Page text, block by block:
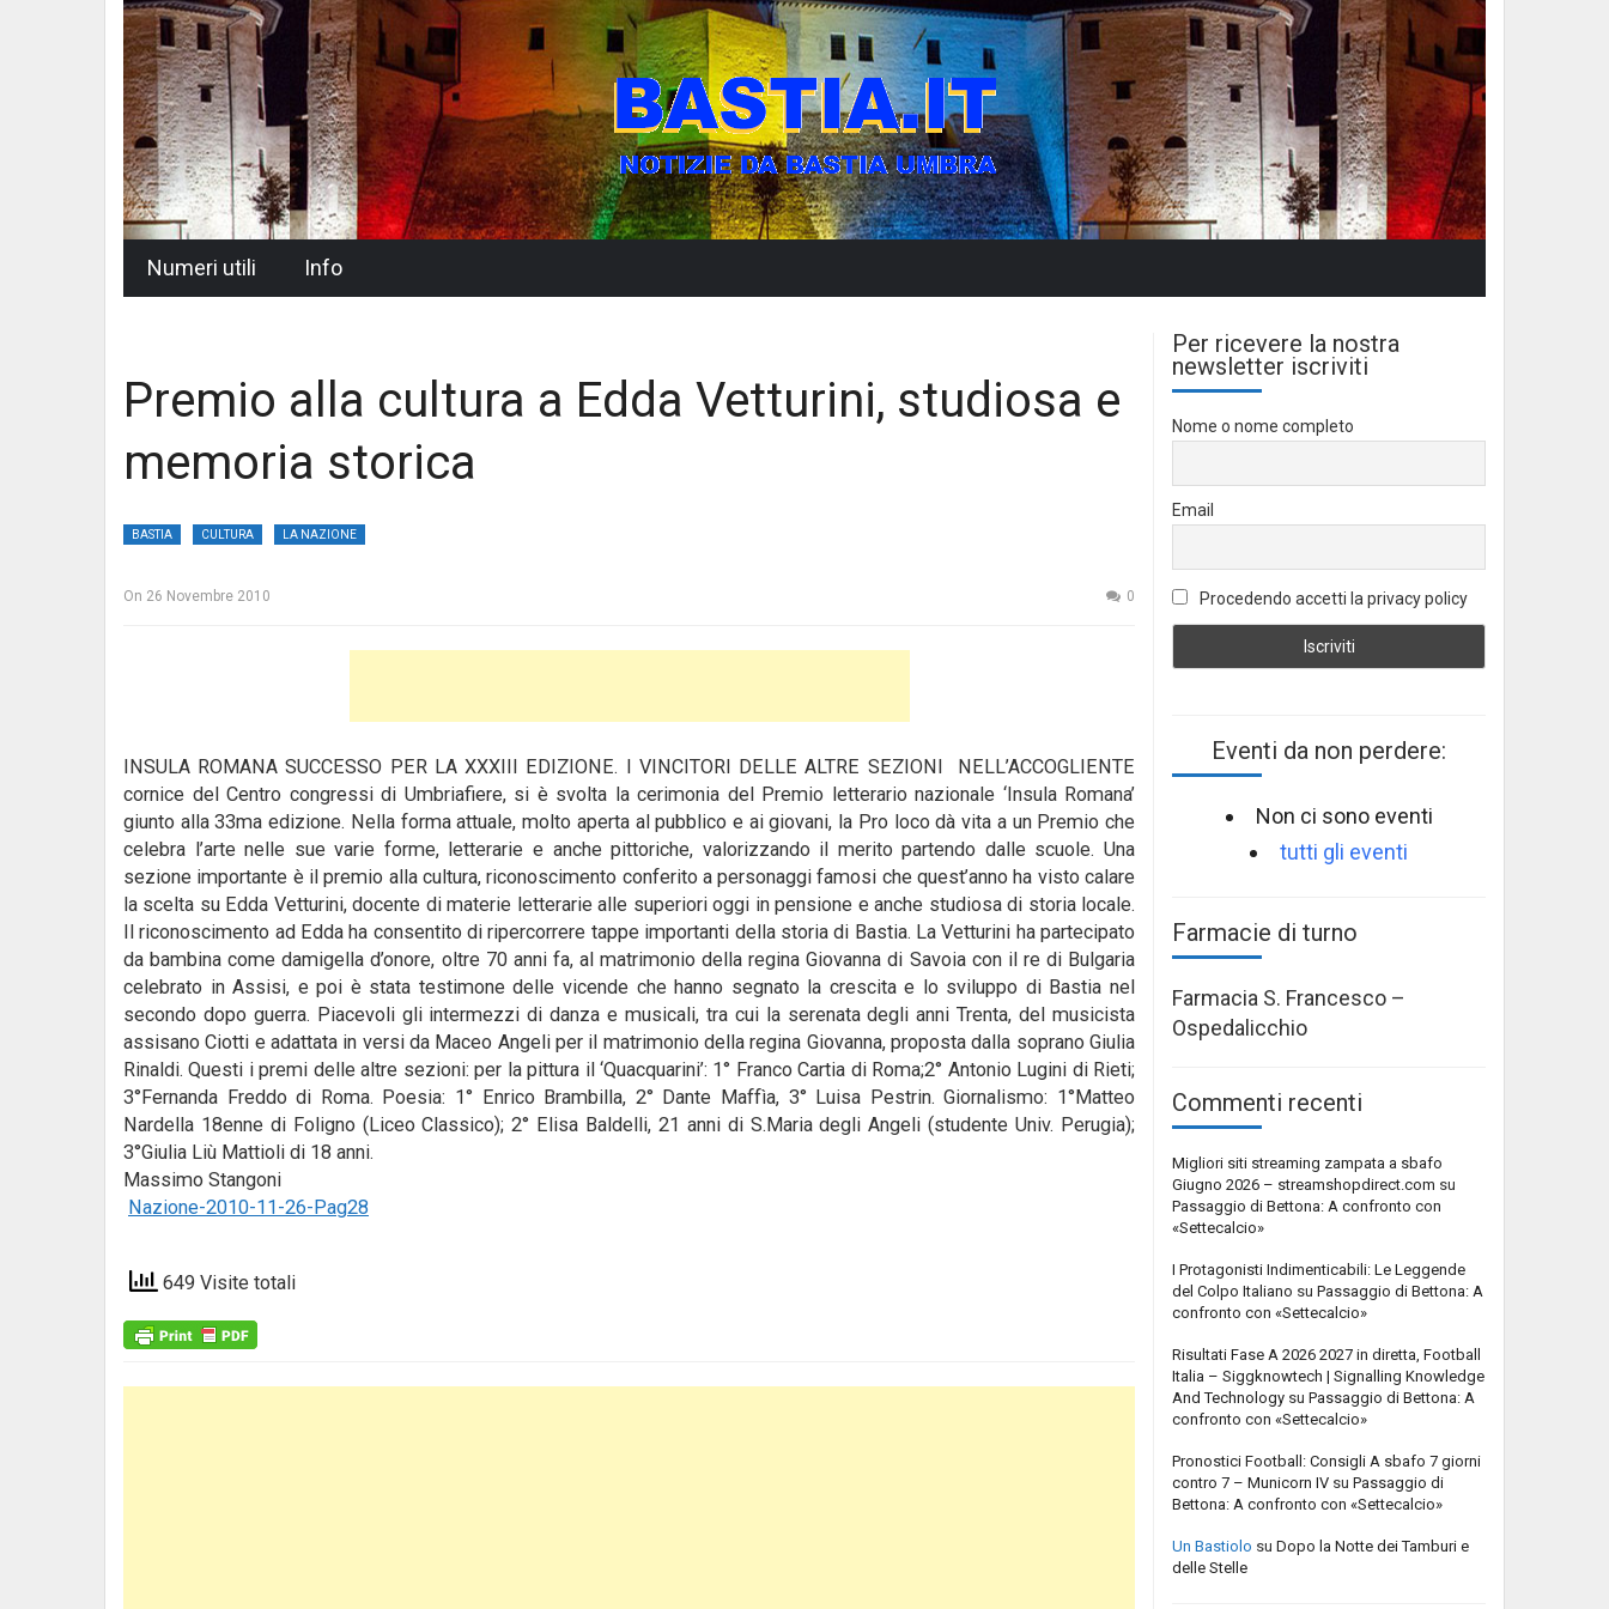
Numeri utili Info
Premio alla cultura a Edda Vetturini, studiosa e
memoria storica
BASTIA CULTURA LA NAZIONE
On 26 Novembre 2010 0
INSULA ROMANA SUCCESSO PER LA XXXIII EDIZIONE. I VINCITORI DELLE ALTRE SEZIONI NELL’ACCOGLIENTE
cornice del Centro congressi di Umbriafiere, si è svolta la cerimonia del Premio letterario nazionale ‘Insula Romana’
giunto alla 33ma edizione. Nella forma attuale, molto aperta al pubblico e ai giovani, la Pro loco dà vita a un Premio che
celebra l’arte nelle sue varie forme, letterarie e anche pittoriche, valorizzando il merito partendo dalle scuole. Una
sezione importante è il premio alla cultura, riconoscimento conferito a personaggi famosi che quest’anno ha visto calare
la scelta su Edda Vetturini, docente di materie letterarie alle superiori oggi in pensione e anche studiosa di storia locale.
Il riconoscimento ad Edda ha consentito di ripercorrere tappe importanti della storia di Bastia. La Vetturini ha partecipato
da bambina come damigella d’onore, oltre 70 anni fa, al matrimonio della regina Giovanna di Savoia con il re di Bulgaria
celebrato in Assisi, e poi è stata testimone delle vicende che hanno segnato la crescita e lo sviluppo di Bastia nel
secondo dopo guerra. Piacevoli gli intermezzi di danza e musicali, tra cui la serenata degli anni Trenta, del musicista
assisano Ciotti e adattata in versi da Maceo Angeli per il matrimonio della regina Giovanna, proposta dalla soprano Giulia
Rinaldi. Questi i premi delle altre sezioni: per la pittura il ‘Quacquarini’: 1° Franco Cartia di Roma;2° Antonio Lugini di Rieti;
3°Fernanda Freddo di Roma. Poesia: 1° Enrico Brambilla, 2° Dante Maffìa, 3° Luisa Pestrin. Giornalismo: 1°Matteo
Nardella 18enne di Foligno (Liceo Classico); 2° Elisa Baldelli, 21 anni di S.Maria degli Angeli (studente Univ. Perugia);
3°Giulia Liù Mattioli di 18 anni.
Massimo Stangoni
Nazione-2010-11-26-Pag28
649 Visite totali
Per ricevere la nostra
newsletter iscriviti
Nome o nome completo
Email
Procedendo accetti la privacy policy
Eventi da non perdere:
Non ci sono eventi
tutti gli eventi
Farmacie di turno
Farmacia S. Francesco –
Ospedalicchio
Commenti recenti
Migliori siti streaming zampata a sbafo
Giugno 2026 – streamshopdirect.com su
Passaggio di Bettona: A confronto con
«Settecalcio»
I Protagonisti Indimenticabili: Le Leggende
del Colpo Italiano su Passaggio di Bettona: A
confronto con «Settecalcio»
Risultati Fase A 2026 2027 in diretta, Football
Italia – Siggknowtech | Signalling Knowledge
And Technology su Passaggio di Bettona: A
confronto con «Settecalcio»
Pronostici Football: Consigli A sbafo 7 giorni
contro 7 – Municorn IV su Passaggio di
Bettona: A confronto con «Settecalcio»
Un Bastiolo su Dopo la Notte dei Tamburi e
delle Stelle